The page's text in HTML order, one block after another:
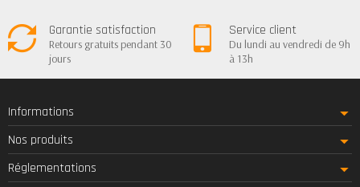
Garantie satisfaction
Retours gratuits pendant 30
jours
Service client
Du lundi au vendredi de 9h
à 13h
Informations
Nos produits
Réglementations